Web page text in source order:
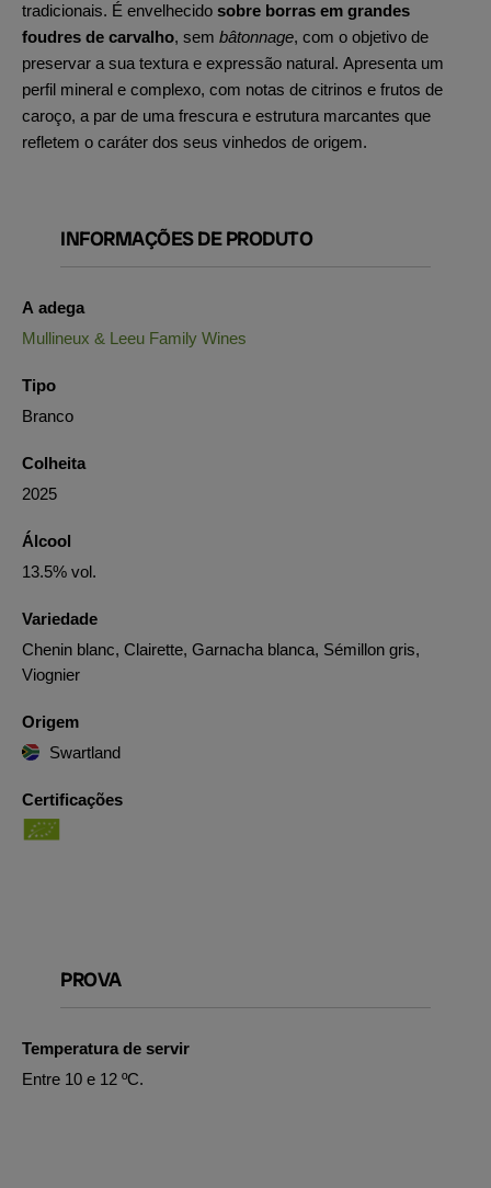
tradicionais. É envelhecido sobre borras em grandes
foudres de carvalho, sem bâtonnage, com o objetivo de
preservar a sua textura e expressão natural. Apresenta um
perfil mineral e complexo, com notas de citrinos e frutos de
caroço, a par de uma frescura e estrutura marcantes que
refletem o caráter dos seus vinhedos de origem.
INFORMAÇÕES DE PRODUTO
A adega
Mullineux & Leeu Family Wines
Tipo
Branco
Colheita
2025
Álcool
13.5% vol.
Variedade
Chenin blanc, Clairette, Garnacha blanca, Sémillon gris,
Viognier
Origem
Swartland
Certificações
PROVA
Temperatura de servir
Entre 10 e 12 ºC.